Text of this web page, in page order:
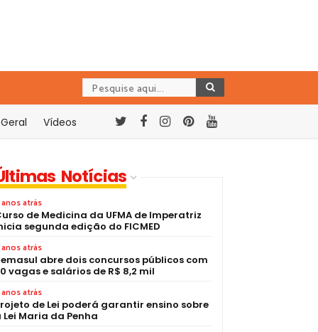
Geral Vídeos
Notícias
atrás
de Medicina da UFMA de Imperatriz
segunda edição do FICMED
atrás
abre dois concursos públicos com
vagas e salários de R$ 8,2 mil
atrás
de Lei poderá garantir ensino sobre
Lei Maria da Penha